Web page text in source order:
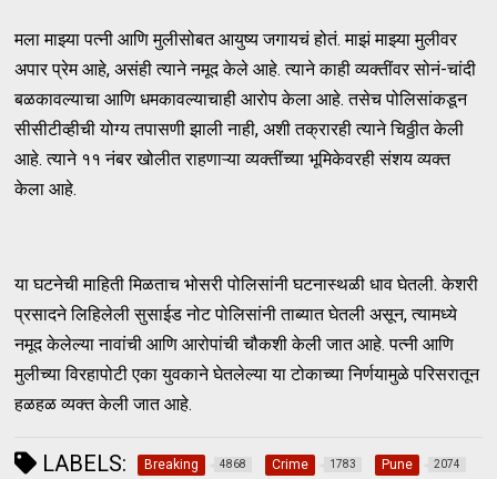
मला माझ्या पत्नी आणि मुलीसोबत आयुष्य जगायचं होतं. माझं माझ्या मुलीवर
अपार प्रेम आहे, असंही त्याने नमूद केले आहे. त्याने काही व्यक्तींवर सोनं-चांदी
बळकावल्याचा आणि धमकावल्याचाही आरोप केला आहे. तसेच पोलिसांकडून
सीसीटीव्हीची योग्य तपासणी झाली नाही, अशी तक्रारही त्याने चिठ्ठीत केली
आहे. त्याने ११ नंबर खोलीत राहणाऱ्या व्यक्तींच्या भूमिकेवरही संशय व्यक्त
केला आहे.
या घटनेची माहिती मिळताच भोसरी पोलिसांनी घटनास्थळी धाव घेतली. केशरी
प्रसादने लिहिलेली सुसाईड नोट पोलिसांनी ताब्यात घेतली असून, त्यामध्ये
नमूद केलेल्या नावांची आणि आरोपांची चौकशी केली जात आहे. पत्नी आणि
मुलीच्या विरहापोटी एका युवकाने घेतलेल्या या टोकाच्या निर्णयामुळे परिसरातून
हळहळ व्यक्त केली जात आहे.
LABELS: Breaking 4868 Crime 1783 Pune 2074